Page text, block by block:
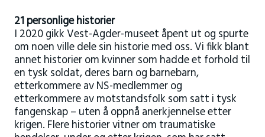
21 personlige historier
I 2020 gikk Vest-Agder-museet åpent ut og spurte
om noen ville dele sin historie med oss. Vi fikk blant
annet historier om kvinner som hadde et forhold til
en tysk soldat, deres barn og barnebarn,
etterkommere av NS-medlemmer og
etterkommere av motstandsfolk som satt i tysk
fangenskap – uten å oppnå anerkjennelse etter
krigen. Flere historier vitner om traumatiske